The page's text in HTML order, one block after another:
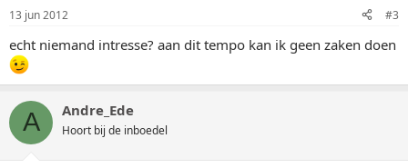
13 jun 2012 #3
echt niemand intresse? aan dit tempo kan ik geen zaken doen
A Andre_Ede
Hoort bij de inboedel